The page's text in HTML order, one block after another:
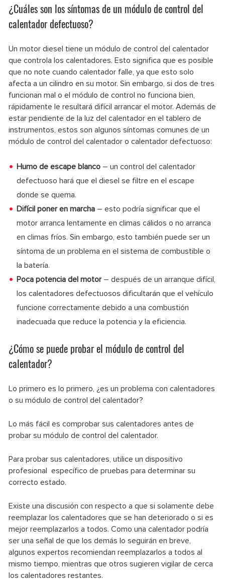
¿Cuáles son los síntomas de un módulo de control del
calentador defectuoso?
Un motor diesel tiene un módulo de control del calentador
que controla los calentadores. Esto significa que es posible
que no note cuando calentador falle, ya que esto solo
afecta a un cilindro en su motor. Sin embargo, si dos de tres
funcionan mal o el módulo de control no funciona bien,
rápidamente le resultará difícil arrancar el motor. Además de
estar pendiente de la luz del calentador en el tablero de
instrumentos, estos son algunos síntomas comunes de un
módulo de control del calentador o calentador defectuoso:
Humo de escape blanco – un control del calentador
defectuoso hará que el diesel se filtre en el escape
donde se quema.
Difícil poner en marcha – esto podría significar que el
motor arranca lentamente en climas cálidos o no arranca
en climas fríos. Sin embargo, esto también puede ser un
síntoma de un problema en el sistema de combustible o
la batería.
Poca potencia del motor– después de un arranque difícil,
los calentadores defectuosos dificultarán que el vehículo
funcione correctamente debido a una combustión
inadecuada que reduce la potencia y la eficiencia.
¿Cómo se puede probar el módulo de control del
calentador?
Lo primero es lo primero, ¿es un problema con calentadores
o su módulo de control del calentador?
Lo más fácil es comprobar sus calentadores antes de
probar su módulo de control del calentador.
Para probar sus calentadores, utilice un dispositivo
profesional específico de pruebas para determinar su
correcto estado.
Existe una discusión con respecto a que si solamente debe
reemplazar los calentadores que se han deteriorado o si es
mejor reemplazarlos a todos. Como una calentador podría
ser una señal de que los demás lo seguirán en breve,
algunos expertos recomiendan reemplazarlos a todos al
mismo tiempo, mientras que otros sugieren vigilar de cerca
los calentadores restantes.